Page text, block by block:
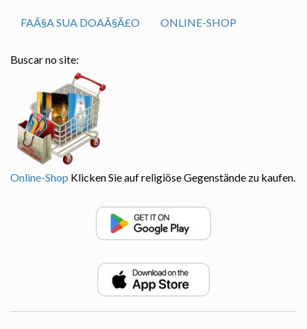
FAÃ§A SUA DOAÃ§Ã£O ONLINE-SHOP
Buscar no site:
Online-Shop Klicken Sie auf religiöse Gegenstände zu kaufen.